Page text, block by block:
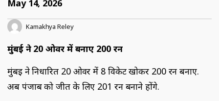
May 14, 2026
Kamakhya Reley
मुंबई ने 20 ओवर में बनाए 200 रन
मुंबई ने निर्धारित 20 ओवर में 8 विकेट खोकर 200 रन बनाए.
अब पंजाब को जीत के लिए 201 रन बनाने होंगे.